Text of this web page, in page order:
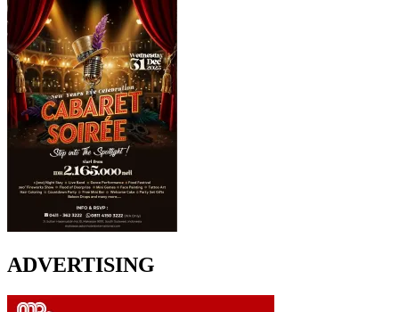
ADVERTISING